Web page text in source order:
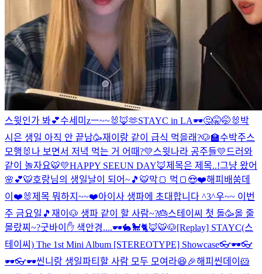
스윗인가 봐💕수세미zㅡ~~🐰🦊🫶STAYC in LA🕶🤔🤫🤭🐰 박
시은 생일 아직 안 끝남🥳재이랑 같이 급식 먹을래?🐶🏫수박주스
모행🐰 나 보면서 저녁 먹는 거 어때?💛스윗나라 공주들💛 드러와
같이 놀자요🐯💛HAPPY SEEUN DAY🦊제목은 제목..!그냥 왔어
🌸💕🐯호랑님의 생일날이 되어~🎵🐯막🍞 먹🍞😍❤️해피배쑴데
이❤️🐰제목 뭐하지~~❤️아이사 생파에 초대합니다 ^3^우~~ 이번
주 금요일🎵 재이🐶 생파 같이 할 사람~?🎂스테이씨 첫 돌🥳올 줄
몰랐찌~?굿바이✋ 색안경....🕶🐇🐩🐈🦊🐯🐶[Replay] STAYC(스
테이씨) The 1st Mini Album [STEREOTYPE] Showcase👓🕶👓
🕶👓🕶씬니랑 생일파티할 사람 모두 모여라😆🎉해피씬데이🐹